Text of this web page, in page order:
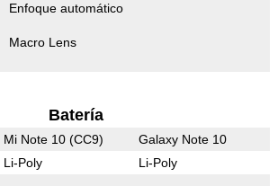
Enfoque automático
Macro Lens
Batería
Mi Note 10 (CC9) Galaxy Note 10
Li-Poly Li-Poly